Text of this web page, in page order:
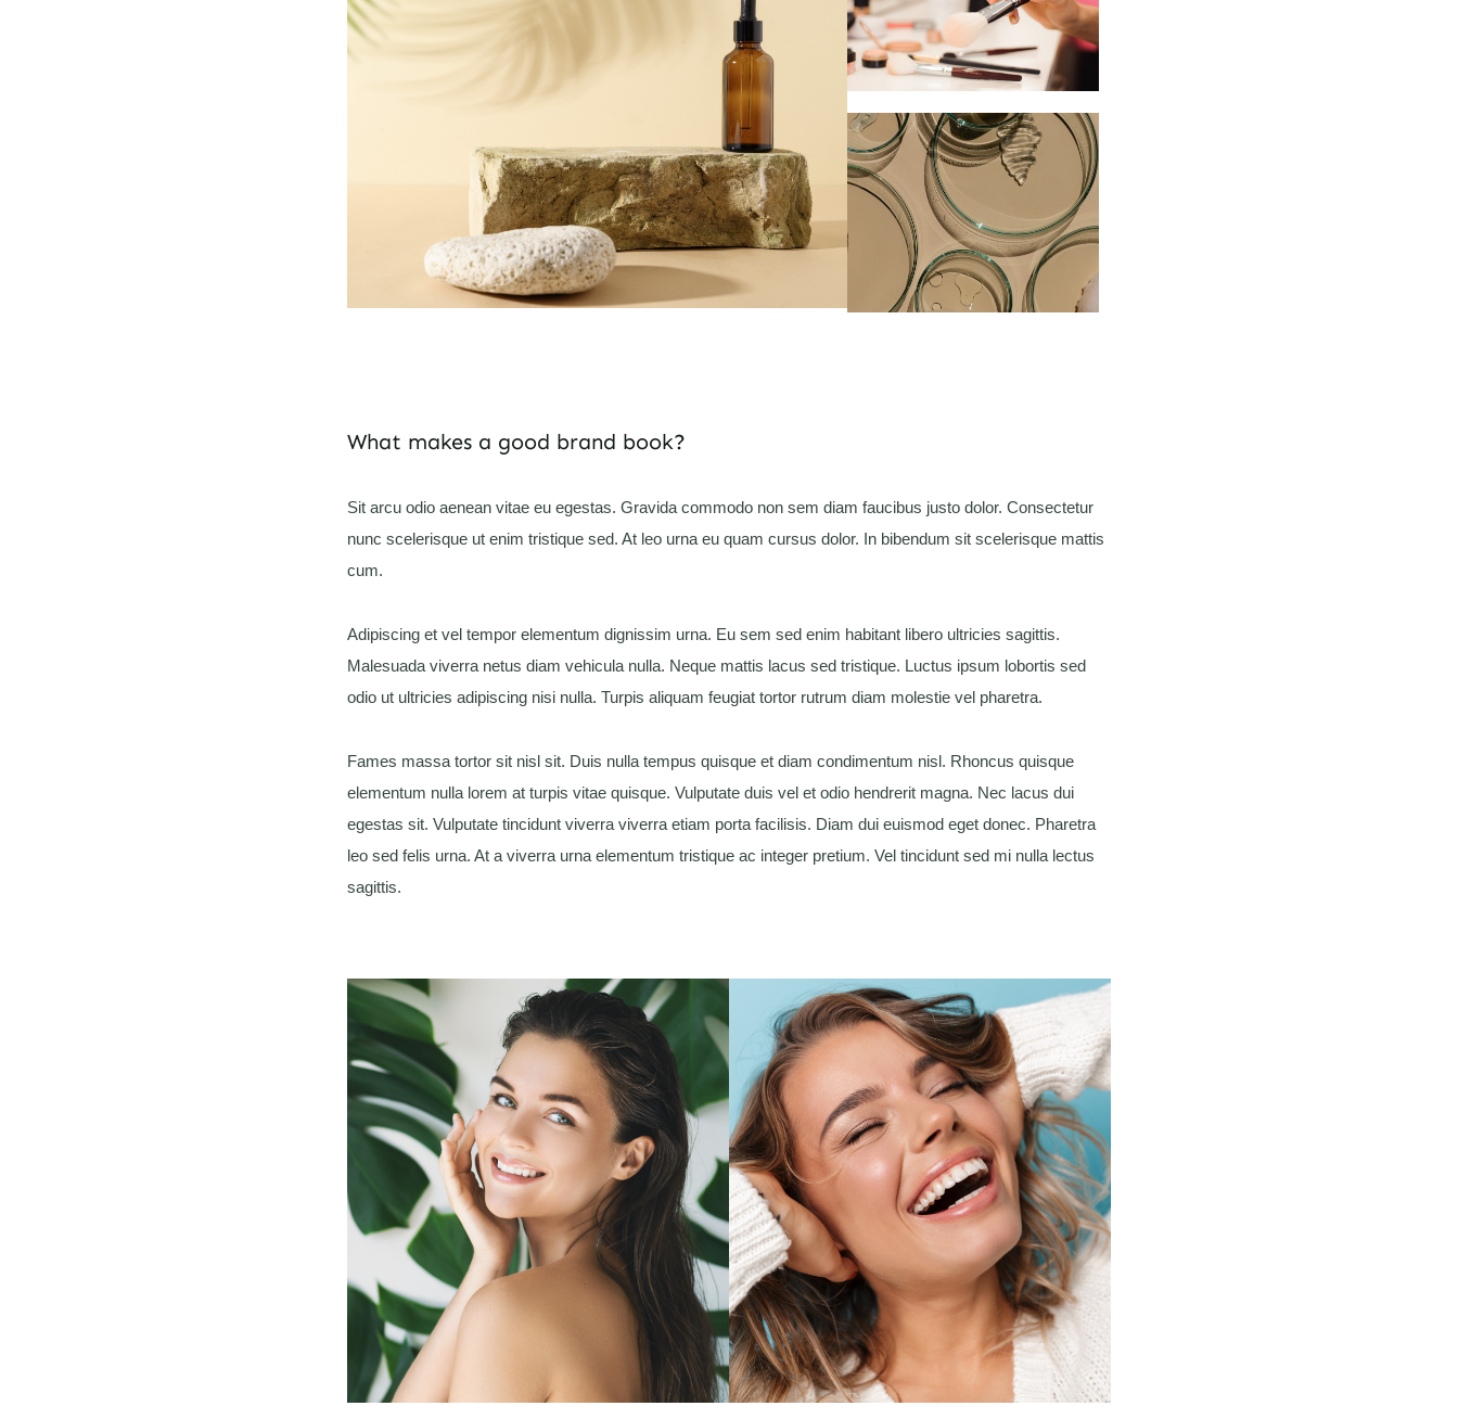
What makes a good brand book?
Sit arcu odio aenean vitae eu egestas. Gravida commodo non sem diam faucibus justo dolor. Consectetur
nunc scelerisque ut enim tristique sed. At leo urna eu quam cursus dolor. In bibendum sit scelerisque mattis
cum.
Adipiscing et vel tempor elementum dignissim urna. Eu sem sed enim habitant libero ultricies sagittis.
Malesuada viverra netus diam vehicula nulla. Neque mattis lacus sed tristique. Luctus ipsum lobortis sed
odio ut ultricies adipiscing nisi nulla. Turpis aliquam feugiat tortor rutrum diam molestie vel pharetra.
Fames massa tortor sit nisl sit. Duis nulla tempus quisque et diam condimentum nisl. Rhoncus quisque
elementum nulla lorem at turpis vitae quisque. Vulputate duis vel et odio hendrerit magna. Nec lacus dui
egestas sit. Vulputate tincidunt viverra viverra etiam porta facilisis. Diam dui euismod eget donec. Pharetra
leo sed felis urna. At a viverra urna elementum tristique ac integer pretium. Vel tincidunt sed mi nulla lectus
sagittis.